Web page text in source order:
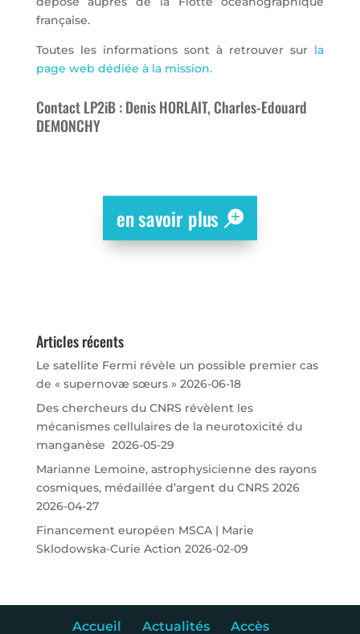
française.
Toutes les informations sont à retrouver sur la
page web dédiée à la mission.
Contact LP2iB : Denis HORLAIT, Charles-Edouard
DEMONCHY
en savoir plus
Articles récents
Le satellite Fermi révèle un possible premier cas
de « supernovæ sœurs » 2026-06-18
Des chercheurs du CNRS révèlent les
mécanismes cellulaires de la neurotoxicité du
manganèse 2026-05-29
Marianne Lemoine, astrophysicienne des rayons
cosmiques, médaillée d’argent du CNRS 2026
2026-04-27
Financement européen MSCA | Marie
Sklodowska-Curie Action 2026-02-09
Accueil Actualités Accès